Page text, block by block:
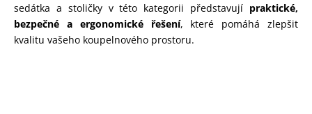
sedátka a stoličky v této kategorii představují praktické,
bezpečné a ergonomické řešení, které pomáhá zlepšit
kvalitu vašeho koupelnového prostoru.